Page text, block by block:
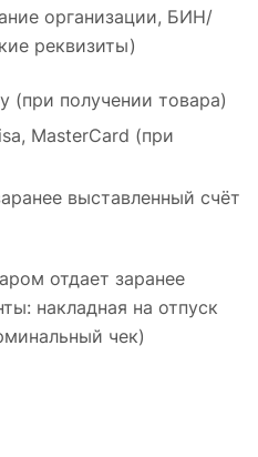
организации, БИН/
реквизиты)
получении товара)
MasterCard (при
выставленный счёт
отдает заранее
накладная на отпуск
чек)